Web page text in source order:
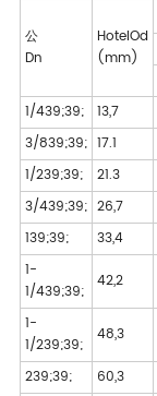
公
Dn
HotelOd
(mm)
1/439;39;
13,7
3/839;39; 17.1
1/239;39;
21.3
3/439;39; 26,7
139;39;
33,4
1-
1/439;39;
42,2
1-
1/239;39;
48,3
239;39; 60,3